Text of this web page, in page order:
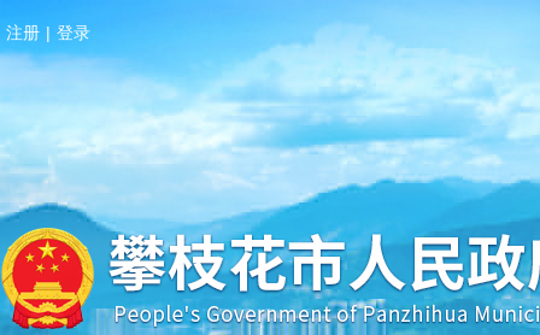
注册 | 登录